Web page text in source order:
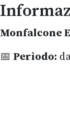
Monfalcone
📅 Periodo: